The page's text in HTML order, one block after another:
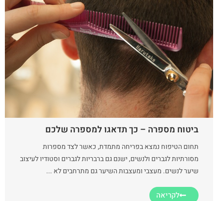
ביטוח מספרה – כך תדאגו למספרה שלכם
תחום הטיפוח נמצא בפריחה מתמדת, כאשר לצד מספרות
מסורתיות לגברים ולנשים, ישנם גם ברבריות לגברים וסטודיו לעיצוב
שיער לנשים. מעצבי ומעצבות השיער גם מתרחבים לא ...
לקריאה